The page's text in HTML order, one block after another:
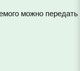
можно передать